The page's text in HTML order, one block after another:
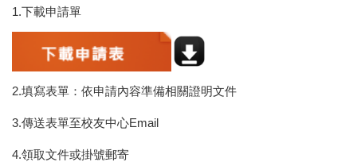
1.下載申請單
2.填寫表單：依申請內容準備相關證明文件
3.傳送表單至校友中心Email
4.領取文件或掛號郵寄